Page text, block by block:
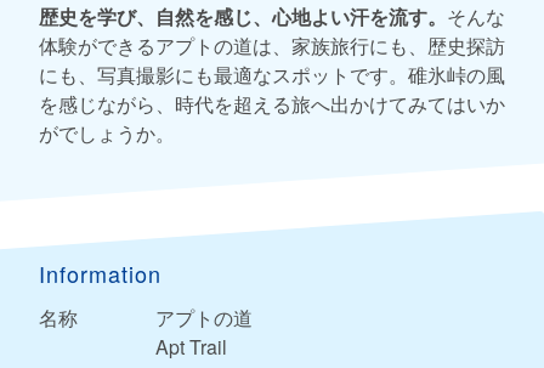
歴史を学び、自然を感じ、心地よい汗を流す。 そんな
体験ができるアプトの道は、家族旅行にも、歴史探訪
にも、写真撮影にも最適なスポットです。碓氷峠の風
を感じながら、時代を超える旅へ出かけてみてはいか
がでしょうか。
Information
名称
アプトの道
Apt Trail